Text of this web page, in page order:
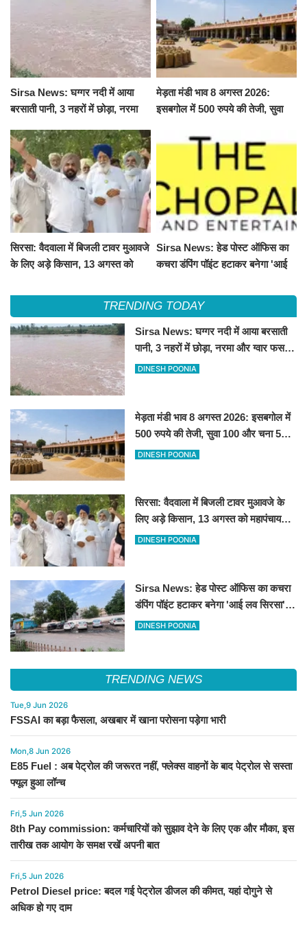
Sirsa News: घग्गर नदी में आया
बरसाती पानी, 3 नहरों में छोड़ा, नरमा
मेड़ता मंडी भाव 8 अगस्त 2026:
इसबगोल में 500 रुपये की तेजी, सुवा
सिरसा: वैदवाला में बिजली टावर मुआवजे
के लिए अड़े किसान, 13 अगस्त को
Sirsa News: हेड पोस्ट ऑफिस का
कचरा डंपिंग पॉइंट हटाकर बनेगा 'आई
TRENDING TODAY
Sirsa News: घग्गर नदी में आया बरसाती
पानी, 3 नहरों में छोड़ा, नरमा और ग्वार फसल
को फायदा
DINESH POONIA
मेड़ता मंडी भाव 8 अगस्त 2026: इसबगोल में
500 रुपये की तेजी, सुवा 100 और चना 50
रूपए मंदे
DINESH POONIA
सिरसा: वैदवाला में बिजली टावर मुआवजे के
लिए अड़े किसान, 13 अगस्त को महापंचायत
का ऐलान
DINESH POONIA
Sirsa News: हेड पोस्ट ऑफिस का कचरा
डंपिंग पॉइंट हटाकर बनेगा 'आई लव सिरसा'
सेल्फी पॉइंट
DINESH POONIA
TRENDING NEWS
Tue,9 Jun 2026
FSSAI का बड़ा फैसला, अखबार में खाना परोसना पड़ेगा भारी
Mon,8 Jun 2026
E85 Fuel : अब पेट्रोल की जरूरत नहीं, फ्लेक्स वाहनों के बाद पेट्रोल से सस्ता
फ्यूल हुआ लॉन्च
Fri,5 Jun 2026
8th Pay commission: कर्मचारियों को सुझाव देने के लिए एक और मौका, इस
तारीख तक आयोग के समक्ष रखें अपनी बात
Fri,5 Jun 2026
Petrol Diesel price: बदल गई पेट्रोल डीजल की कीमत, यहां दोगुने से
अधिक हो गए दाम